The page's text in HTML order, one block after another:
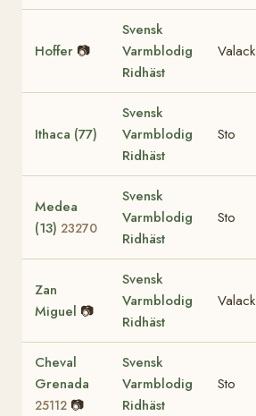
Hoffer 📷
Svensk
Varmblodig
Ridhäst
Valack
Ithaca (77)
Svensk
Varmblodig
Ridhäst
Sto
Medea
(13) 23270
Svensk
Varmblodig
Ridhäst
Sto
Zan
Miguel 📷
Svensk
Varmblodig
Ridhäst
Valack
Cheval
Grenada
25112 📷
Svensk
Varmblodig
Ridhäst
Sto